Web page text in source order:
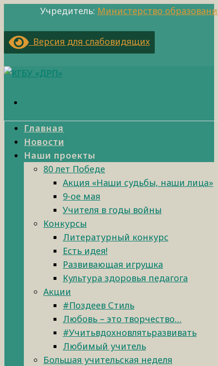
Учредитель: Министерство
Версия для слабовидящих
Главная
Новости
Наши проекты
80 лет Победе
Акция «Наши судьбы, наши лица»
9-ое мая
Учителя в годы войны
Конкурсы
Литературный конкурс
Есть идея!
Развивающая игрушка
Культура здоровья педагога
Акции
#Поздеев Стиль
Любовь – это творчество…
#Учитьвдохновлятьразвивать
Любимый учитель
Большая учительская неделя